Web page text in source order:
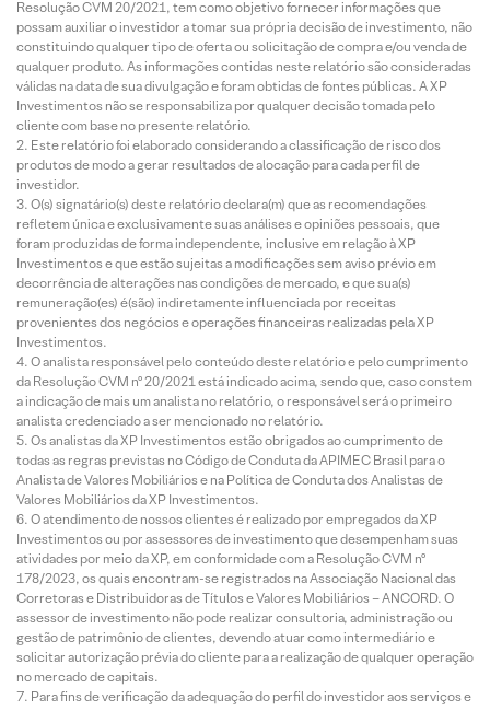
Resolução CVM 20/2021, tem como objetivo fornecer informações que
possam auxiliar o investidor a tomar sua própria decisão de investimento, não
constituindo qualquer tipo de oferta ou solicitação de compra e/ou venda de
qualquer produto. As informações contidas neste relatório são consideradas
válidas na data de sua divulgação e foram obtidas de fontes públicas. A XP
Investimentos não se responsabiliza por qualquer decisão tomada pelo
cliente com base no presente relatório.
Este relatório foi elaborado considerando a classificação de risco dos
produtos de modo a gerar resultados de alocação para cada perfil de
investidor.
O(s) signatário(s) deste relatório declara(m) que as recomendações
refletem única e exclusivamente suas análises e opiniões pessoais, que
foram produzidas de forma independente, inclusive em relação à XP
Investimentos e que estão sujeitas a modificações sem aviso prévio em
decorrência de alterações nas condições de mercado, e que sua(s)
remuneração(es) é(são) indiretamente influenciada por receitas
provenientes dos negócios e operações financeiras realizadas pela XP
Investimentos.
O analista responsável pelo conteúdo deste relatório e pelo cumprimento
da Resolução CVM nº 20/2021 está indicado acima, sendo que, caso constem
a indicação de mais um analista no relatório, o responsável será o primeiro
analista credenciado a ser mencionado no relatório.
Os analistas da XP Investimentos estão obrigados ao cumprimento de
todas as regras previstas no Código de Conduta da APIMEC Brasil para o
Analista de Valores Mobiliários e na Política de Conduta dos Analistas de
Valores Mobiliários da XP Investimentos.
O atendimento de nossos clientes é realizado por empregados da XP
Investimentos ou por assessores de investimento que desempenham suas
atividades por meio da XP, em conformidade com a Resolução CVM nº
178/2023, os quais encontram-se registrados na Associação Nacional das
Corretoras e Distribuidoras de Títulos e Valores Mobiliários – ANCORD. O
assessor de investimento não pode realizar consultoria, administração ou
gestão de patrimônio de clientes, devendo atuar como intermediário e
solicitar autorização prévia do cliente para a realização de qualquer operação
no mercado de capitais.
Para fins de verificação da adequação do perfil do investidor aos serviços e